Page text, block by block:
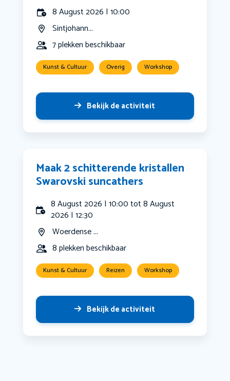
8 August 2026 | 10:00
Sintjohann...
7 plekken beschikbaar
Kunst & Cultuur Overig Workshop
Bekijk de activiteit
Maak 2 schitterende kristallen
Swarovski suncathers
8 August 2026 | 10:00 tot 8 August
2026 | 12:30
Woerdense ...
8 plekken beschikbaar
Kunst & Cultuur Reizen Workshop
Bekijk de activiteit